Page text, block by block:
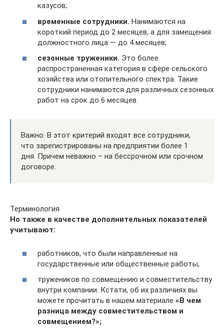
казусов;
временные сотрудники. Нанимаются на
короткий период до 2 месяцев, а для замещения
должностного лица — до 4 месяцев;
сезонные труженики. Это более
распространенная категория в сфере сельского
хозяйства или отопительного спектра. Такие
сотрудники нанимаются для различных сезонных
работ на срок до 6 месяцев.
Важно: В этот критерий входят все сотрудники,
что зарегистрированы на предприятии более 1
дня. Причем неважно – на бессрочном или срочном
договоре.
Терминология
Но также в качестве дополнительных показателей
учитывают:
работников, что были направленные на
государственные или общественные работы;
тружеников по совмещению и совместительству
внутри компании. Кстати, об их различиях вы
можете прочитать в нашем материале «В чем
разница между совместительством и
совмещением?»;